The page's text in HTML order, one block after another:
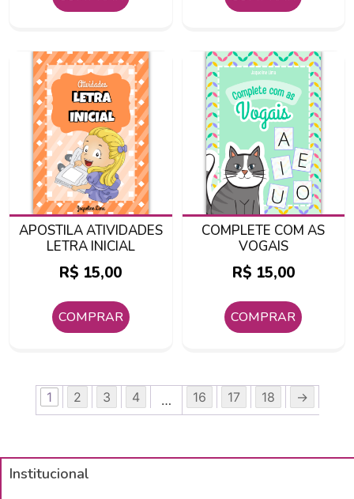
APOSTILA ATIVIDADES
LETRA INICIAL
R$ 15,00
COMPRAR
COMPLETE COM AS
VOGAIS
R$ 15,00
COMPRAR
1 2 3 4 … 16 17 18 →
Institucional